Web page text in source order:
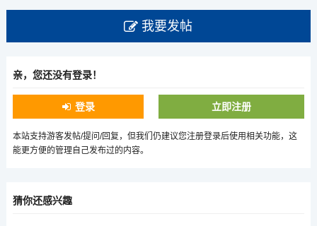
我要发帖
亲，您还没有登录！
登录 立即注册
本站支持游客发帖/提问/回复，但我们仍建议您注册登录后使用相关功能，这
能更方便的管理自己发布过的内容。
猜你还感兴趣